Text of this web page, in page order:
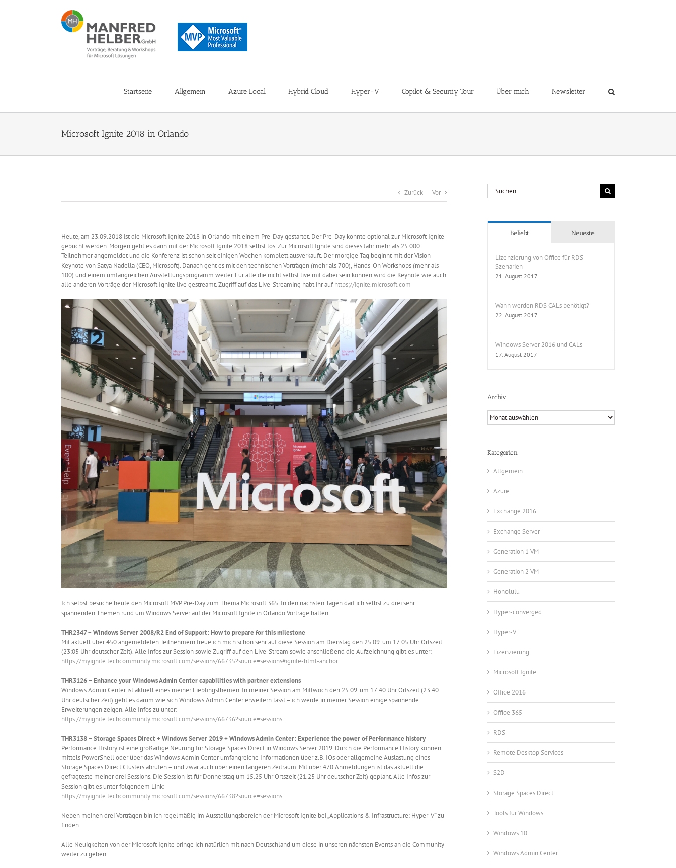
Startseite Allgemein Azure Local Hybrid Cloud Hyper-V Copilot & Security Tour Über mich Newsletter
Microsoft Ignite 2018 in Orlando
Zurück Vor
Heute, am 23.09.2018 ist die Microsoft Ignite 2018 in Orlando mit einem Pre-Day gestartet. Der Pre-Day konnte optional zur Microsoft Ignite
gebucht werden. Morgen geht es dann mit der Microsoft Ignite 2018 selbst los. Zur Microsoft Ignite sind dieses Jahr mehr als 25.000
Teilnehmer angemeldet und die Konferenz ist schon seit einigen Wochen komplett ausverkauft. Der morgige Tag beginnt mit der Vision
Keynote von Satya Nadella (CEO, Microsoft). Danach geht es mit den technischen Vorträgen (mehr als 700), Hands-On Workshops (mehr als
100) und einem umfangreichen Ausstellungsprogramm weiter. Für alle die nicht selbst live mit dabei sein können wird die Keynote wie auch
alle anderen Vorträge der Microsoft Ignite live gestreamt. Zugriff auf das Live-Streaming habt ihr aufhttps://ignite.microsoft.com
Ich selbst besuche heute den Microsoft MVP Pre-Day zum Thema Microsoft 365. In den nächsten Tagen darf ich selbst zu drei sehr
spannenden Themen rund um Windows Server auf der Microsoft Ignite in Orlando Vorträge halten:
THR2347 – Windows Server 2008/R2 End of Support: How to prepare for this milestone
Mit aktuell über 450 angemeldeten Teilnehmern freue ich mich schon sehr auf diese Session am Dienstag den 25.09. um 17:05 Uhr Ortszeit
(23:05 Uhr deutscher Zeit). Alle Infos zur Session sowie Zugriff auf den Live-Stream sowie anschließend die Aufzeichnung gibt es unter:
https://myignite.techcommunity.microsoft.com/sessions/66735?source=sessions#ignite-html-anchor
THR3126 – Enhance your Windows Admin Center capabilities with partner extensions
Windows Admin Center ist aktuell eines meiner Lieblingsthemen. In meiner Session am Mittwoch den 25.09. um 17:40 Uhr Ortszeit (23:40
Uhr deutscher Zeit) geht es darum wie sich Windows Admin Center erweitern lässt – ich werde in meiner Session einige spannende
Erweiterungen zeigen. Alle Infos zu unter:
https://myignite.techcommunity.microsoft.com/sessions/66736?source=sessions
THR3138 – Storage Spaces Direct + Windows Server 2019 + Windows Admin Center: Experience the power of Performance history
Performance History ist eine großartige Neurung für Storage Spaces Direct in Windows Server 2019. Durch die Performance History können
mittels PowerShell oder über das Windows Admin Center umfangreiche Informationen über z.B. IOs oder allgemeine Auslastung eines
Storage Spaces Direct Clusters abrufen – und zwar auch über einen längeren Zeitraum. Mit über 470 Anmeldungen ist das aktuell die
gefragteste meiner drei Sessions. Die Session ist für Donnerstag um 15.25 Uhr Ortszeit (21.25 Uhr deutscher Zeit) geplant. Alle Infos zur
Session gibt es unter folgendem Link:
https://myignite.techcommunity.microsoft.com/sessions/66738?source=sessions
Neben meinen drei Vorträgen bin ich regelmäßig im Ausstellungsbereich der Microsoft Ignite bei „Applications & Infrastructure: Hyper-V“ zu
finden.
Alle Neuigkeiten von der Microsoft Ignite bringe ich natürlich mit nach Deutschland um diese in unseren nächsten Events an die Community
weiter zu geben.
Suche
nach:
Beliebt Neueste
Lizenzierung von Office für RDS
Szenarien
21. August 2017
Wann werden RDS CALs benötigt?
22. August 2017
Windows Server 2016 und CALs
17. August 2017
Archiv
Archiv
Kategorien
Allgemein
Azure
Exchange 2016
Exchange Server
Generation 1 VM
Generation 2 VM
Honolulu
Hyper-converged
Hyper-V
Lizenzierung
Microsoft Ignite
Office 2016
Office 365
RDS
Remote Desktop Services
S2D
Storage Spaces Direct
Tools für Windows
Windows 10
Windows Admin Center